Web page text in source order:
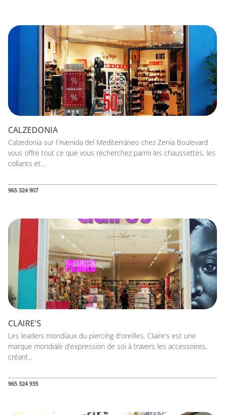
CALZEDONIA
Calzedonia sur l'Avenida del Mediterráneo chez Zenia Boulevard
vous offre tout ce que vous recherchez parmi les chaussettes, les
collants et...
965 324 907
CLAIRE'S
Les leaders mondiaux du piercing d'oreilles. Claire's est une
marque mondiale d'expression de soi à travers les accessoires,
créant...
965 324 935